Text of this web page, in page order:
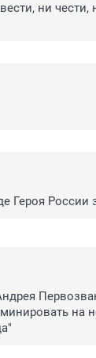
ни
Героя России